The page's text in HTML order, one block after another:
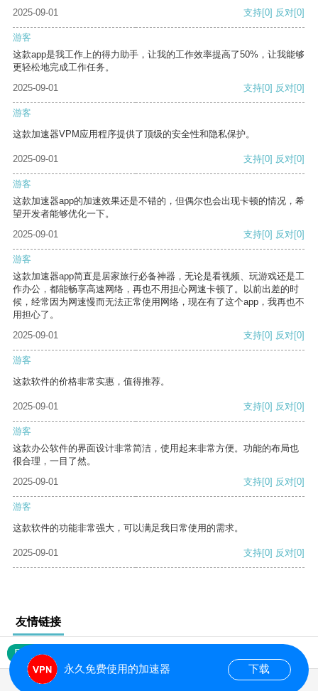
2025-09-01 支持[0] 反对[0]
游客
这款app是我工作上的得力助手，让我的工作效率提高了50%，让我能够
更轻松地完成工作任务。
2025-09-01
支持[0] 反对[0]
游客
这款加速器VPM应用程序提供了顶级的安全性和隐私保护。
2025-09-01 支持[0] 反对[0]
游客
这款加速器app的加速效果还是不错的，但偶尔也会出现卡顿的情况，希
望开发者能够优化一下。
2025-09-01
支持[0] 反对[0]
游客
这款加速器app简直是居家旅行必备神器，无论是看视频、玩游戏还是工
作办公，都能畅享高速网络，再也不用担心网速卡顿了。以前出差的时
候，经常因为网速慢而无法正常使用网络，现在有了这个app，我再也不
用担心了。
2025-09-01
支持[0] 反对[0]
游客
这款软件的价格非常实惠，值得推荐。
2025-09-01 支持[0] 反对[0]
游客
这款办公软件的界面设计非常简洁，使用起来非常方便。功能的布局也
很合理，一目了然。
2025-09-01
支持[0] 反对[0]
游客
这款软件的功能非常强大，可以满足我日常使用的需求。
2025-09-01 支持[0] 反对[0]
友情链接
网站地图
永久免费使用的加速器 下载